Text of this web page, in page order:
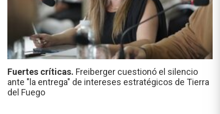
Fuertes críticas. Freiberger cuestionó el silencio
ante "la entrega" de intereses estratégicos de Tierra
del Fuego